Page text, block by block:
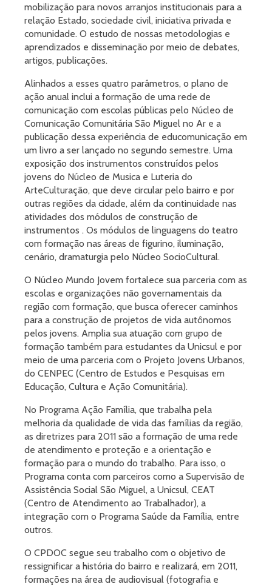
mobilização para novos arranjos institucionais para a
relação Estado, sociedade civil, iniciativa privada e
comunidade. O estudo de nossas metodologias e
aprendizados e disseminação por meio de debates,
artigos, publicações.
Alinhados a esses quatro parâmetros, o plano de
ação anual inclui a formação de uma rede de
comunicação com escolas públicas pelo Núcleo de
Comunicação Comunitária São Miguel no Ar e a
publicação dessa experiência de educomunicação em
um livro a ser lançado no segundo semestre. Uma
exposição dos instrumentos construídos pelos
jovens do Núcleo de Musica e Luteria do
ArteCulturação, que deve circular pelo bairro e por
outras regiões da cidade, além da continuidade nas
atividades dos módulos de construção de
instrumentos . Os módulos de linguagens do teatro
com formação nas áreas de figurino, iluminação,
cenário, dramaturgia pelo Núcleo SocioCultural.
O Núcleo Mundo Jovem fortalece sua parceria com as
escolas e organizações não governamentais da
região com formação, que busca oferecer caminhos
para a construção de projetos de vida autônomos
pelos jovens. Amplia sua atuação com grupo de
formação também para estudantes da Unicsul e por
meio de uma parceria com o Projeto Jovens Urbanos,
do CENPEC (Centro de Estudos e Pesquisas em
Educação, Cultura e Ação Comunitária).
No Programa Ação Família, que trabalha pela
melhoria da qualidade de vida das famílias da região,
as diretrizes para 2011 são a formação de uma rede
de atendimento e proteção e a orientação e
formação para o mundo do trabalho. Para isso, o
Programa conta com parceiros como a Supervisão de
Assistência Social São Miguel, a Unicsul, CEAT
(Centro de Atendimento ao Trabalhador), a
integração com o Programa Saúde da Família, entre
outros.
O CPDOC segue seu trabalho com o objetivo de
ressignificar a história do bairro e realizará, em 2011,
formações na área de audiovisual (fotografia e